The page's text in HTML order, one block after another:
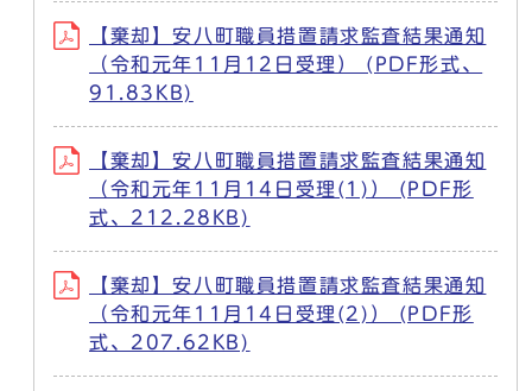
【棄却】安八町職員措置請求監査結果通知
（令和元年11月12日受理） (PDF形式、
91.83KB)
【棄却】安八町職員措置請求監査結果通知
（令和元年11月14日受理(1)） (PDF形
式、212.28KB)
【棄却】安八町職員措置請求監査結果通知
（令和元年11月14日受理(2)） (PDF形
式、207.62KB)